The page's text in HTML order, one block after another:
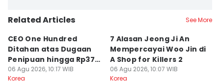
Related Articles See More
CEO One Hundred
Ditahan atas Dugaan
Penipuan hingga Rp379
Miliar
06 Agu 2026, 10:17 WIB
Korea
7 Alasan Jeong Ji An
Mempercayai Woo Jin di
A Shop for Killers 2
06 Agu 2026, 10:07 WIB
Korea